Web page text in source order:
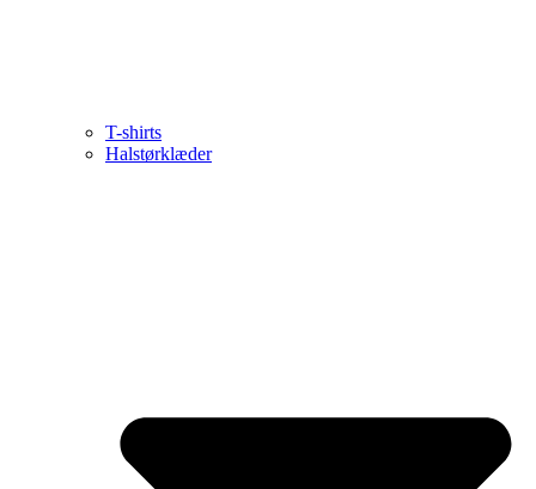
T-shirts
Halstørklæder